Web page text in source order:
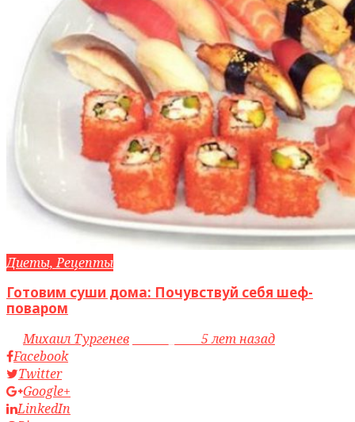
Диеты, Рецепты
Готовим суши дома: Почувствуй себя шеф-
поваром
byМихаил Тургенев
5 лет назад
Facebook
Twitter
Google+
LinkedIn